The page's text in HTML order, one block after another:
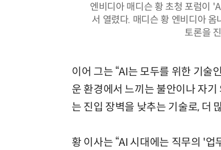
엔비디아 매디슨 황 초청 포럼이
서 열렸다. 매디슨 황 엔비디아
토론을
이어 그는 “AI는 모두를 위한 기술
운 환경에서 느끼는 불안이나 자
는 진입 장벽을 낮추는 기술로, 더
황 이사는 “AI 시대에는 직무의 '